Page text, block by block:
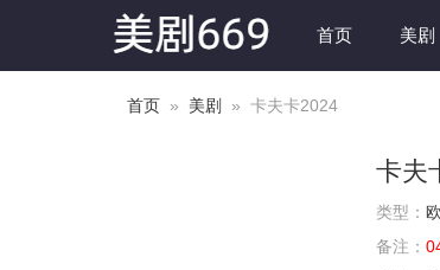
首页 美剧
首页 » 美剧 » 卡夫卡2024
卡夫
类型：
备注：